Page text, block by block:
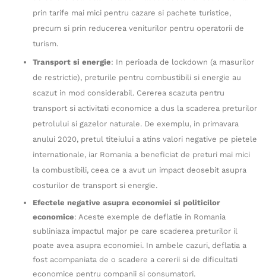
prin tarife mai mici pentru cazare si pachete turistice,
precum si prin reducerea veniturilor pentru operatorii de
turism.
Transport si energie: In perioada de lockdown (a masurilor
de restrictie), preturile pentru combustibili si energie au
scazut in mod considerabil. Cererea scazuta pentru
transport si activitati economice a dus la scaderea preturilor
petrolului si gazelor naturale. De exemplu, in primavara
anului 2020, pretul titeiului a atins valori negative pe pietele
internationale, iar Romania a beneficiat de preturi mai mici
la combustibili, ceea ce a avut un impact deosebit asupra
costurilor de transport si energie.
Efectele negative asupra economiei si politicilor
economice: Aceste exemple de deflatie in Romania
subliniaza impactul major pe care scaderea preturilor il
poate avea asupra economiei. In ambele cazuri, deflatia a
fost acompaniata de o scadere a cererii si de dificultati
economice pentru companii si consumatori.